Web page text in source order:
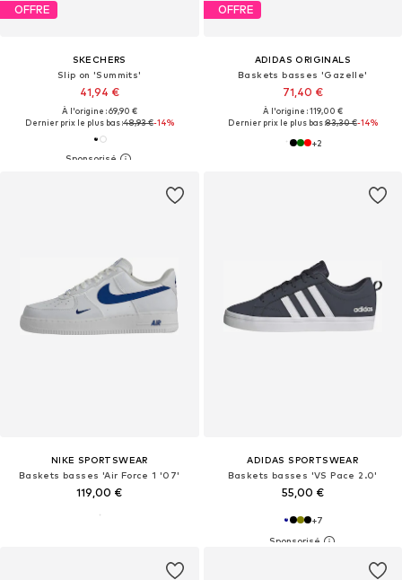
OFFRE
SKECHERS
Slip on 'Summits'
41,94 €
À l'origine : 69,90 €
Dernier prix le plus bas :48,93 €-14%
OFFRE
ADIDAS ORIGINALS
Baskets basses 'Gazelle'
71,40 €
À l'origine : 119,00 €
Dernier prix le plus bas :83,30 €-14%
+2
NIKE SPORTSWEAR
Baskets basses 'Air Force 1 '07'
119,00 €
ADIDAS SPORTSWEAR
Baskets basses 'VS Pace 2.0'
55,00 €
+7